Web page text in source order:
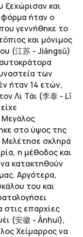
και
φόρμα ήταν ο
γεννήθηκε το
και μόνιμος
(江苏 - Jiāngsū)
των
ήταν 14 ετών,
Λι Τάι (李泰 - Lǐ
Μεγάλος
στο ύψος της
σκληρά
η μέθοδος και
κατακτηθούν
Αργότερα,
του και
στις επαρχίες
(安徽 - Ānhuī),
Χείμαρρος να